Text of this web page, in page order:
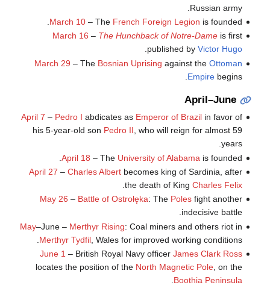
Russian army.
March 10– The French Foreign Legion is founded.
March 16 – The Hunchback of Notre-Dameis first
published by Victor Hugo
.
March 29 – The Bosnian Uprising against the Ottoman
Empirebegins.
April–June
April 7 – Pedro I abdicates as Emperor of Brazilin favor of
his 5-year-old son Pedro II, who will reign for almost 59
years.
April 18 – The University of Alabama is founded.
April 27 – Charles Albertbecomes king of Sardinia, after
the death of King Charles Felix
May 26 – Battle of Ostrołęka: The Polesfight another
indecisive battle.
May–June – Merthyr Rising: Coal miners and others riot in
Merthyr Tydfil, Wales for improved working conditions.
June 1 – British Royal Navy officer James Clark Ross
locates the position of the North Magnetic Pole, on the
Boothia Peninsula
.